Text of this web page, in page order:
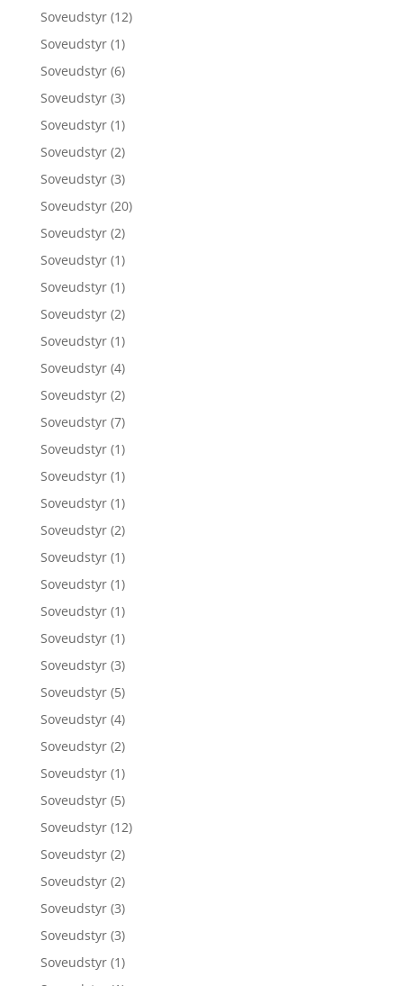
Soveudstyr (12)
Soveudstyr (1)
Soveudstyr (6)
Soveudstyr (3)
Soveudstyr (1)
Soveudstyr (2)
Soveudstyr (3)
Soveudstyr (20)
Soveudstyr (2)
Soveudstyr (1)
Soveudstyr (1)
Soveudstyr (2)
Soveudstyr (1)
Soveudstyr (4)
Soveudstyr (2)
Soveudstyr (7)
Soveudstyr (1)
Soveudstyr (1)
Soveudstyr (1)
Soveudstyr (2)
Soveudstyr (1)
Soveudstyr (1)
Soveudstyr (1)
Soveudstyr (1)
Soveudstyr (3)
Soveudstyr (5)
Soveudstyr (4)
Soveudstyr (2)
Soveudstyr (1)
Soveudstyr (5)
Soveudstyr (12)
Soveudstyr (2)
Soveudstyr (2)
Soveudstyr (3)
Soveudstyr (3)
Soveudstyr (1)